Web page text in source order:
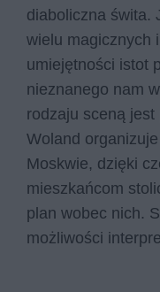
diaboliczna świta.
wielu magicznych
umiejętności istot
nieznanego nam
rodzaju sceną
Woland
Moskwie, dzięki
mieszkańcom
plan wobec nich.
możliwości